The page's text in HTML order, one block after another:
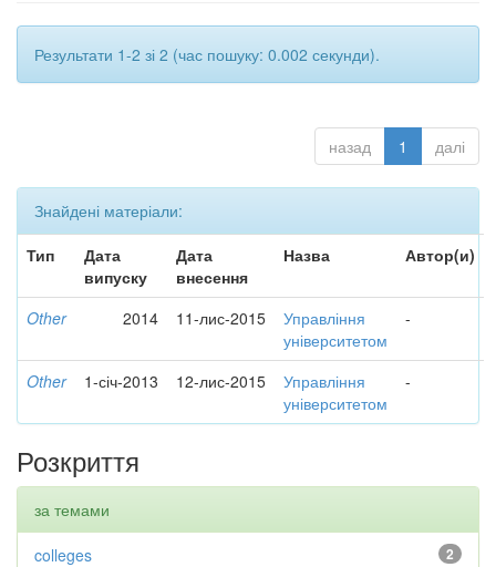
Результати 1-2 зі 2 (час пошуку: 0.002 секунди).
назад 1 далі
Знайдені матеріали:
Тип
Дата
випуску
Дата
внесення
Назва Автор(и)
Other 2014 11-лис-2015
Управління
університетом
-
Other 1-січ-2013 12-лис-2015
Управління
університетом
-
Розкриття
за темами
2
colleges